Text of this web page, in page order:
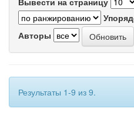
Авторы
Результаты 1-9 из 9.